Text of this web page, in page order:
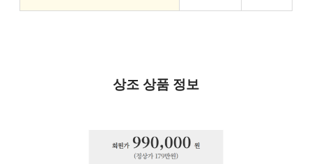
상조 상품 정보